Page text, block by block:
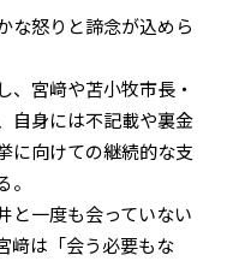
な怒りと諦念が込めら
宮﨑や苫小牧市長・
自身には不記載や裏金
に向けての継続的な支
と一度も会っていない
﨑は「会う必要もな